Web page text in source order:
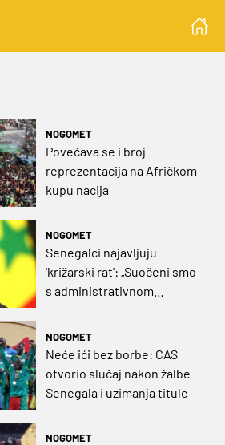
NOGOMET
Povećava se i broj
reprezentacija na Afričkom
kupu nacija
NOGOMET
Senegalci najavljuju
'križarski rat': „Suočeni smo
s administrativnom
NOGOMET
Neće ići bez borbe: CAS
otvorio slučaj nakon žalbe
Senegala i uzimanja titule
NOGOMET